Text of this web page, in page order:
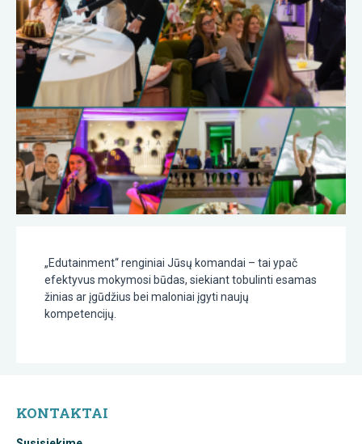
„Edutainment“ renginiai Jūsų komandai – tai ypač
efektyvus mokymosi būdas, siekiant tobulinti esamas
žinias ar įgūdžius bei maloniai įgyti naujų
kompetencijų.
KONTAKTAI